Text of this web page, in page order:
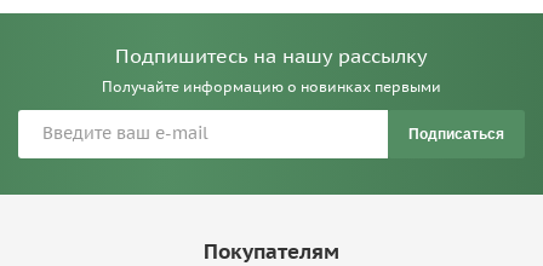
Подпишитесь на нашу рассылку
Получайте информацию о новинках первыми
Подписаться
Покупателям